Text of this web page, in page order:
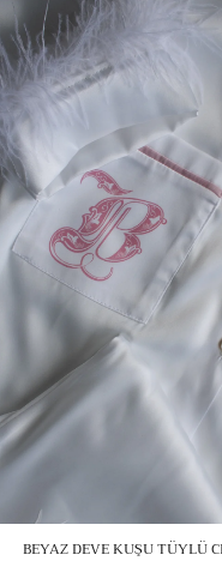
BEYAZ DEVE KUŞU TÜYLÜ